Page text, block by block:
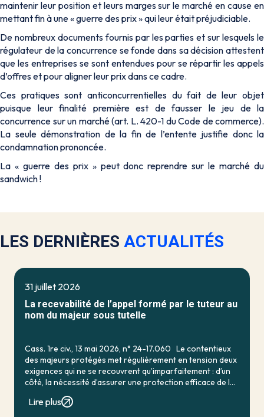
maintenir leur position et leurs marges sur le marché en cause en
mettant fin à une « guerre des prix » qui leur était préjudiciable.
De nombreux documents fournis par les parties et sur lesquels le
régulateur de la concurrence se fonde dans sa décision attestent
que les entreprises se sont entendues pour se répartir les appels
d’offres et pour aligner leur prix dans ce cadre.
Ces pratiques sont anticoncurrentielles du fait de leur objet
puisque leur finalité première est de fausser le jeu de la
concurrence sur un marché (art. L. 420-1 du Code de commerce).
La seule démonstration de la fin de l’entente justifie donc la
condamnation prononcée.
La « guerre des prix » peut donc reprendre sur le marché du
sandwich !
LES DERNIÈRES ACTUALITÉS
31 juillet 2026
La recevabilité de l’appel formé par le tuteur au
nom du majeur sous tutelle
Cass. 1re civ., 13 mai 2026, n° 24-17.060 Le contentieux
des majeurs protégés met régulièrement en tension deux
exigences qui ne se recouvrent qu’imparfaitement : d’un
côté, la nécessité d’assurer une protection efficace de la
Lire plus